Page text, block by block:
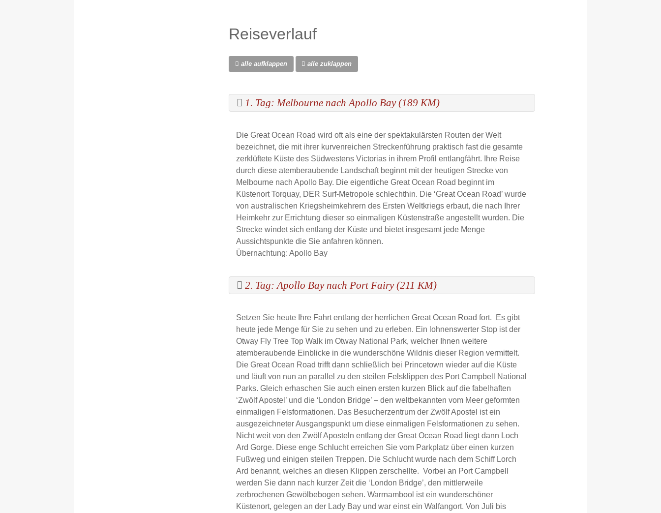
Reiseverlauf
alle aufklappen alle zuklappen
1. Tag: Melbourne nach Apollo Bay (189 KM)
Die Great Ocean Road wird oft als eine der spektakulärsten Routen der Welt
bezeichnet, die mit ihrer kurvenreichen Streckenführung praktisch fast die gesamte
zerklüftete Küste des Südwestens Victorias in ihrem Profil entlangfährt. Ihre Reise
durch diese atemberaubende Landschaft beginnt mit der heutigen Strecke von
Melbourne nach Apollo Bay. Die eigentliche Great Ocean Road beginnt im
Küstenort Torquay, DER Surf-Metropole schlechthin. Die ‘Great Ocean Road’ wurde
von australischen Kriegsheimkehrern des Ersten Weltkriegs erbaut, die nach Ihrer
Heimkehr zur Errichtung dieser so einmaligen Küstenstraße angestellt wurden. Die
Strecke windet sich entlang der Küste und bietet insgesamt jede Menge
Aussichtspunkte die Sie anfahren können.
Übernachtung: Apollo Bay
2. Tag: Apollo Bay nach Port Fairy (211 KM)
Setzen Sie heute Ihre Fahrt entlang der herrlichen Great Ocean Road fort. Es gibt
heute jede Menge für Sie zu sehen und zu erleben. Ein lohnenswerter Stop ist der
Otway Fly Tree Top Walk im Otway National Park, welcher Ihnen weitere
atemberaubende Einblicke in die wunderschöne Wildnis dieser Region vermittelt.
Die Great Ocean Road trifft dann schließlich bei Princetown wieder auf die Küste
und läuft von nun an parallel zu den steilen Felsklippen des Port Campbell National
Parks. Gleich erhaschen Sie auch einen ersten kurzen Blick auf die fabelhaften
‘Zwölf Apostel’ und die ‘London Bridge’ – den weltbekannten vom Meer geformten
einmaligen Felsformationen. Das Besucherzentrum der Zwölf Apostel ist ein
ausgezeichneter Ausgangspunkt um diese einmaligen Felsformationen zu sehen.
Nicht weit von den Zwölf Aposteln entlang der Great Ocean Road liegt dann Loch
Ard Gorge. Diese enge Schlucht erreichen Sie vom Parkplatz über einen kurzen
Fußweg und einigen steilen Treppen. Die Schlucht wurde nach dem Schiff Lorch
Ard benannt, welches an diesen Klippen zerschellte. Vorbei an Port Campbell
werden Sie dann nach kurzer Zeit die ‘London Bridge’, den mittlerweile
zerbrochenen Gewölbebogen sehen. Warrnambool ist ein wunderschöner
Küstenort, gelegen an der Lady Bay und war einst ein Walfangort. Von Juli bis